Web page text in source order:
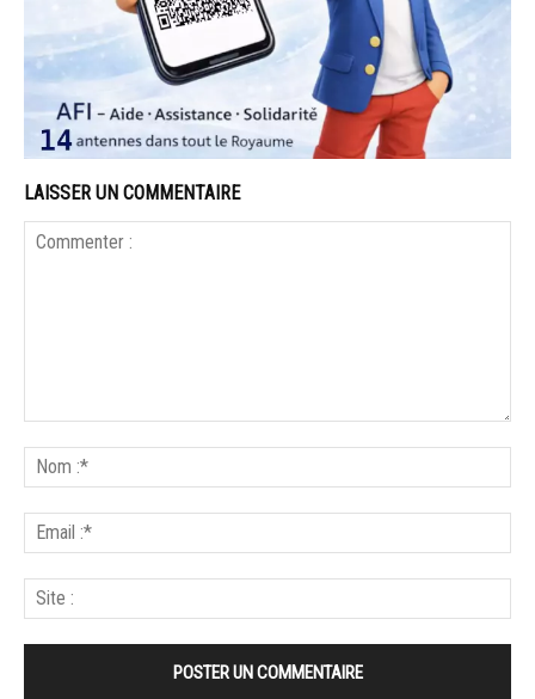
LAISSER UN COMMENTAIRE